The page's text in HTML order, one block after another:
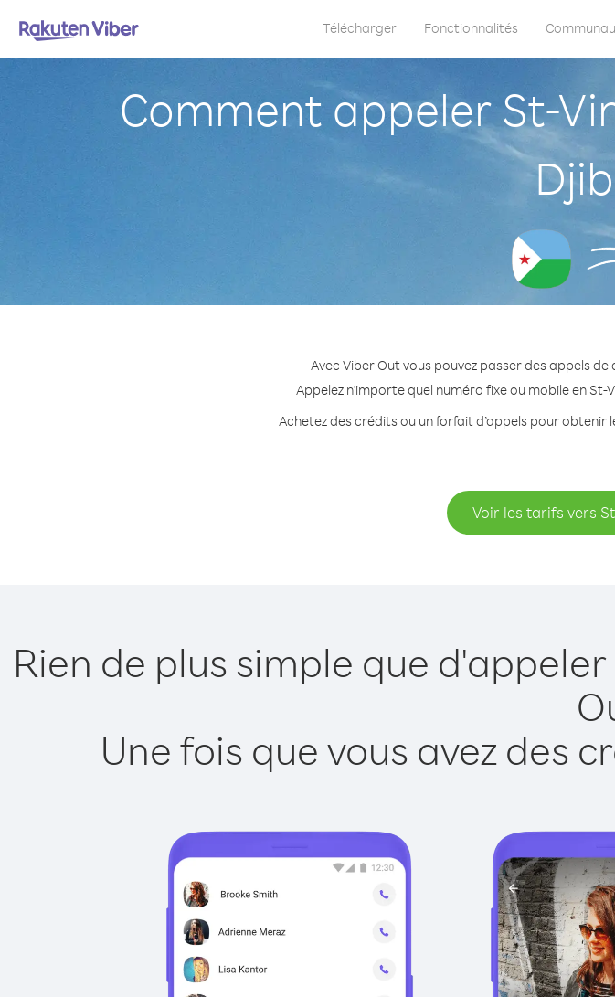
Télécharger Fonctionnalités
Comment appeler St-
Avec Viber Out vous pouvez passer des appels
Appelez n'importe quel numéro fixe ou mobile en
Achetez des crédits ou un forfait d’appels pour
Voir les tarifs vers
Rien de plus simple que
Une fois que vous avez des